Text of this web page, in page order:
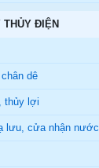
THỦY ĐIỆN
dê
thủy lợi
lưu, cửa nhận nước